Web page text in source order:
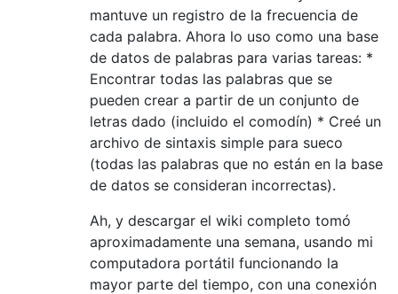
mantuve un registro de la frecuencia de
cada palabra. Ahora lo uso como una base
de datos de palabras para varias tareas: *
Encontrar todas las palabras que se
pueden crear a partir de un conjunto de
letras dado (incluido el comodín) * Creé un
archivo de sintaxis simple para sueco
(todas las palabras que no están en la base
de datos se consideran incorrectas).
Ah, y descargar el wiki completo tomó
aproximadamente una semana, usando mi
computadora portátil funcionando la
mayor parte del tiempo, con una conexión